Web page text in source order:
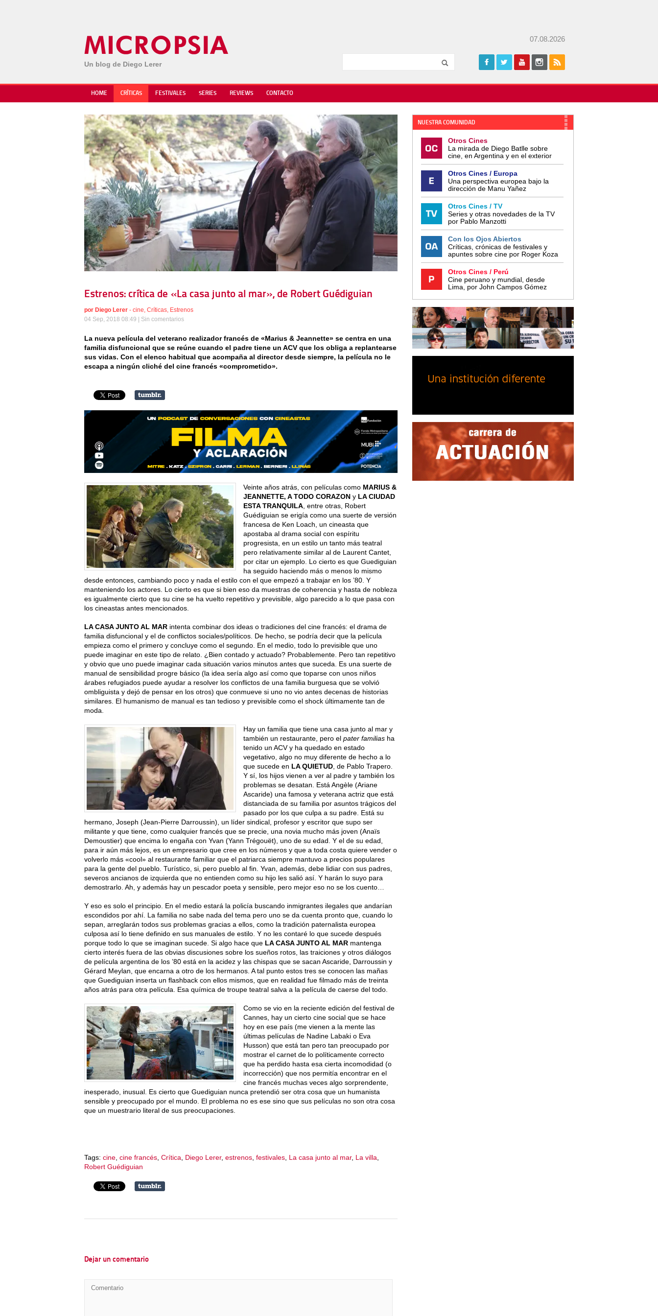
Un blog de Diego Lerer
07.08.2026
HOME CRÍTICAS FESTIVALES SERIES REVIEWS CONTACTO
Estrenos: crítica de «La casa junto al mar», de Robert Guédiguian
por Diego Lerer - cine, Críticas, Estrenos
04 Sep, 2018 08:49 | Sin comentarios
La nueva película del veterano realizador francés de «Marius & Jeannette» se centra en una
familia disfuncional que se reúne cuando el padre tiene un ACV que los obliga a replantearse
sus vidas. Con el elenco habitual que acompaña al director desde siempre, la película no le
escapa a ningún cliché del cine francés «comprometido».
Veinte años atrás, con películas como MARIUS &
JEANNETTE, A TODO CORAZON y LA CIUDAD
ESTA TRANQUILA , entre otras, Robert
Guédiguian se erigía como una suerte de versión
francesa de Ken Loach, un cineasta que
apostaba al drama social con espíritu
progresista, en un estilo un tanto más teatral
pero relativamente similar al de Laurent Cantet,
por citar un ejemplo. Lo cierto es que Guediguian
ha seguido haciendo más o menos lo mismo
desde entonces, cambiando poco y nada el estilo con el que empezó a trabajar en los ’80. Y
manteniendo los actores. Lo cierto es que si bien eso da muestras de coherencia y hasta de nobleza
es igualmente cierto que su cine se ha vuelto repetitivo y previsible, algo parecido a lo que pasa con
los cineastas antes mencionados.
LA CASA JUNTO AL MAR intenta combinar dos ideas o tradiciones del cine francés: el drama de
familia disfuncional y el de conflictos sociales/políticos. De hecho, se podría decir que la película
empieza como el primero y concluye como el segundo. En el medio, todo lo previsible que uno
puede imaginar en este tipo de relato. ¿Bien contado y actuado? Probablemente. Pero tan repetitivo
y obvio que uno puede imaginar cada situación varios minutos antes que suceda. Es una suerte de
manual de sensibilidad progre básico (la idea sería algo así como que toparse con unos niños
árabes refugiados puede ayudar a resolver los conflictos de una familia burguesa que se volvió
ombliguista y dejó de pensar en los otros) que conmueve si uno no vio antes decenas de historias
similares. El humanismo de manual es tan tedioso y previsible como el shock últimamente tan de
moda.
Hay un familia que tiene una casa junto al mar y
también un restaurante, pero el pater familias ha
tenido un ACV y ha quedado en estado
vegetativo, algo no muy diferente de hecho a lo
que sucede en LA QUIETUD , de Pablo Trapero.
Y sí, los hijos vienen a ver al padre y también los
problemas se desatan. Está Angèle (Ariane
Ascaride) una famosa y veterana actriz que está
distanciada de su familia por asuntos trágicos del
pasado por los que culpa a su padre. Está su
hermano, Joseph (Jean-Pierre Darroussin), un líder sindical, profesor y escritor que supo ser
militante y que tiene, como cualquier francés que se precie, una novia mucho más joven (Anaïs
Demoustier) que encima lo engaña con Yvan (Yann Trégouët), uno de su edad. Y el de su edad,
para ir aún más lejos, es un empresario que cree en los números y que a toda costa quiere vender o
volverlo más «cool» al restaurante familiar que el patriarca siempre mantuvo a precios populares
para la gente del pueblo. Turístico, si, pero pueblo al fin. Yvan, además, debe lidiar con sus padres,
severos ancianos de izquierda que no entienden como su hijo les salió así. Y harán lo suyo para
demostrarlo. Ah, y además hay un pescador poeta y sensible, pero mejor eso no se los cuento…
Y eso es solo el principio. En el medio estará la policía buscando inmigrantes ilegales que andarían
escondidos por ahí. La familia no sabe nada del tema pero uno se da cuenta pronto que, cuando lo
sepan, arreglarán todos sus problemas gracias a ellos, como la tradición paternalista europea
culposa así lo tiene definido en sus manuales de estilo. Y no les contaré lo que sucede después
porque todo lo que se imaginan sucede. Si algo hace que LA CASA JUNTO AL MAR mantenga
cierto interés fuera de las obvias discusiones sobre los sueños rotos, las traiciones y otros diálogos
de película argentina de los ’80 está en la acidez y las chispas que se sacan Ascaride, Darroussin y
Gérard Meylan , que encarna a otro de los hermanos. A tal punto estos tres se conocen las mañas
que Guediguian inserta un flashback con ellos mismos, que en realidad fue filmado más de treinta
años atrás para otra película. Esa química de troupe teatral salva a la película de caerse del todo.
Como se vio en la reciente edición del festival de
Cannes, hay un cierto cine social que se hace
hoy en ese país (me vienen a la mente las
últimas películas de Nadine Labaki o Eva
Husson) que está tan pero tan preocupado por
mostrar el carnet de lo políticamente correcto
que ha perdido hasta esa cierta incomodidad (o
incorrección) que nos permitía encontrar en el
cine francés muchas veces algo sorprendente,
inesperado, inusual. Es cierto que Guediguian nunca pretendió ser otra cosa que un humanista
sensible y preocupado por el mundo. El problema no es ese sino que sus películas no son otra cosa
que un muestrario literal de sus preocupaciones.
Tags: cine cine francés Crítica Diego Lerer, estrenos festivales La casa junto al mar, La villa
Robert Guédiguian
Dejar un comentario
NUESTRA COMUNIDAD
Otros Cines
La mirada de Diego Batlle sobre
cine, en Argentina y en el exterior
Otros Cines / Europa
Una perspectiva europea bajo la
dirección de Manu Yañez
Otros Cines / TV
Series y otras novedades de la TV
por Pablo Manzotti
Con los Ojos Abiertos
Críticas, crónicas de festivales y
apuntes sobre cine por Roger Koza
Otros Cines / Perú
Cine peruano y mundial, desde
Lima, por John Campos Gómez